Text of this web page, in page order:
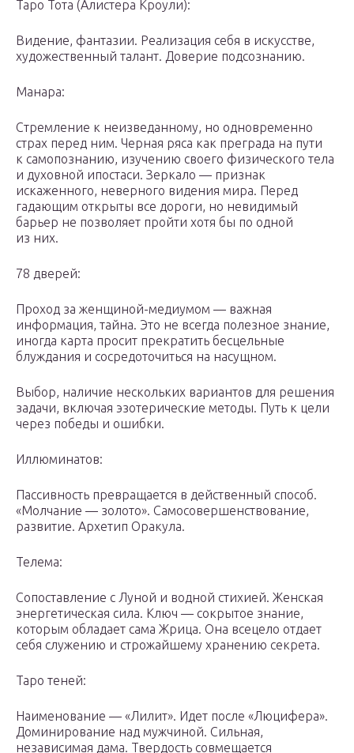
Таро Тота (Алистера Кроули):
Видение, фантазии. Реализация себя в искусстве,
художественный талант. Доверие подсознанию.
Манара:
Стремление к неизведанному, но одновременно
страх перед ним. Черная ряса как преграда на пути
к самопознанию, изучению своего физического тела
и духовной ипостаси. Зеркало — признак
искаженного, неверного видения мира. Перед
гадающим открыты все дороги, но невидимый
барьер не позволяет пройти хотя бы по одной
из них.
78 дверей:
Проход за женщиной-медиумом — важная
информация, тайна. Это не всегда полезное знание,
иногда карта просит прекратить бесцельные
блуждания и сосредоточиться на насущном.
Выбор, наличие нескольких вариантов для решения
задачи, включая эзотерические методы. Путь к цели
через победы и ошибки.
Иллюминатов:
Пассивность превращается в действенный способ.
«Молчание — золото». Самосовершенствование,
развитие. Архетип Оракула.
Телема:
Сопоставление с Луной и водной стихией. Женская
энергетическая сила. Ключ — сокрытое знание,
которым обладает сама Жрица. Она всецело отдает
себя служению и строжайшему хранению секрета.
Таро теней:
Наименование — «Лилит». Идет после «Люцифера».
Доминирование над мужчиной. Сильная,
независимая дама. Твердость совмещается